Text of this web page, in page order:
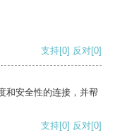
支持[0] 反对[0]
和安全性的连接，并帮
支持[0] 反对[0]